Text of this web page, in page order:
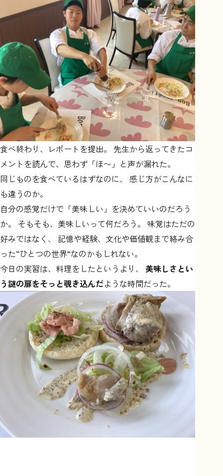
食べ終わり、レポートを提出。 先生から返ってきたコ
メントを読んで、思わず「ほ〜」と声が漏れた。
同じものを食べているはずなのに、 感じ方がこんなに
も違うのか。
自分の感覚だけで「美味しい」を決めていいのだろう
か。 そもそも、美味しいって何だろう。 味覚はただの
好みではなく、 記憶や経験、文化や価値観まで絡み合
った“ひとつの世界”なのかもしれない。
今日の実習は、料理をしたというより、 美味しさとい
う謎の扉をそっと覗き込んだような時間だった。